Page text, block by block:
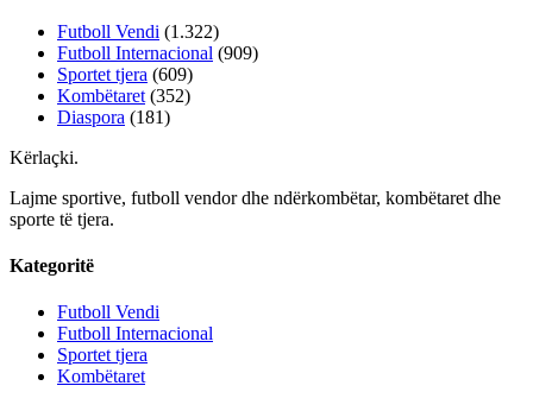
Futboll Vendi (1.322)
Futboll Internacional (909)
Sportet tjera (609)
Kombëtaret (352)
Diaspora (181)
Kërlaçki.
Lajme sportive, futboll vendor dhe ndërkombëtar, kombëtaret dhe
sporte të tjera.
Kategoritë
Futboll Vendi
Futboll Internacional
Sportet tjera
Kombëtaret